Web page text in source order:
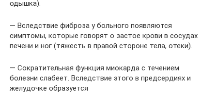
одышка).
— Вследствие фиброза у больного появляются
симптомы, которые говорят о застое крови в сосудах
печени и ног (тяжесть в правой стороне тела, отеки).
— Сократительная функция миокарда с течением
болезни слабеет. Вследствие этого в предсердиях и
желудочке образуется